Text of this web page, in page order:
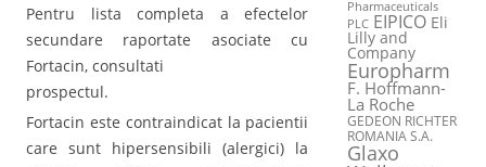
Pentru lista completa a efectelor
secundare raportate asociate cu
Fortacin, consultati
prospectul.
Fortacin este contraindicat la pacientii
care sunt hipersensibili (alergici) la
Pharmaceuticals
PLC EIPICO Eli
Lilly and
Company
Europharm
F. Hoffmann-
La Roche
GEDEON RICHTER
ROMANIA S.A.
Glaxo